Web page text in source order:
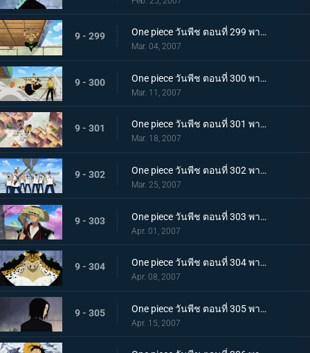
9 - 299 One piece วันพีช ตอนที่ 299 พากย์ไทย คมดาบโหมกระหน่ำ! โซโลปะทะคาคุ เดิมพันด้วยคมอาวุธ!
Mar. 04, 2007
9 - 300 One piece วันพีช ตอนที่ 300 พากย์ไทย เทพอสูรโซโล! ร่างแปลงอาชูร่าที่เผยใจนักสู้!
Mar. 11, 2007
9 - 301 One piece วันพีช ตอนที่ 301 พากย์ไทย สแปนดั้มตกตะลึง! วีรบุรุษรุกขึ้นที่หอตุลาการ
Mar. 18, 2007
9 - 302 One piece วันพีช ตอนที่ 302 พากย์ไทย ปลดปล่อยโรบิ้น! ศึกเดือด ลูฟี่ ปะทะ ลุจจิ
Mar. 25, 2007
9 - 303 One piece วันพีช ตอนที่ 303 พากย์ไทย คนร้ายคือนายตำรวจลูฟี่! ไล่ตามต้นซากุระยักษ์ที่หายไป
Apr. 01, 2007
9 - 304 One piece วันพีช ตอนที่ 304 พากย์ไทย ไม่ชนะก็ปกป้องไม่ได้! เดินหน้าเกียร์สาม!
Apr. 08, 2007
9 - 305 One piece วันพีช ตอนที่ 305 พากย์ไทย อดีตที่น่าสะพรึงกลัว! ความยุติธรรมที่มืดมิด กับ ร๊อบ ลุจจิ
Apr. 15, 2007